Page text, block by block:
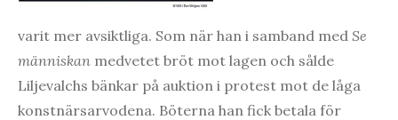
varit mer avsiktliga. Som när han i samband med Se
människan medvetet bröt mot lagen och sålde
Liljevalchs bänkar på auktion i protest mot de låga
konstnärsarvodena. Böterna han fick betala för